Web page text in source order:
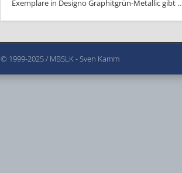
Exemplare in Designo Graphitgrün-Metallic gibt
© 1999-2025 / MBSLK - Sven Kamm